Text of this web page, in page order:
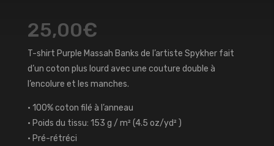
25,00€
T-shirt Purple Massah Banks de l’artiste Spykher fait
d’un coton plus lourd avec une couture double à
l’encolure et les manches.
• 100% coton filé à l’anneau
• Poids du tissu: 153 g / m² (4.5 oz/yd² )
• Pré-rétréci